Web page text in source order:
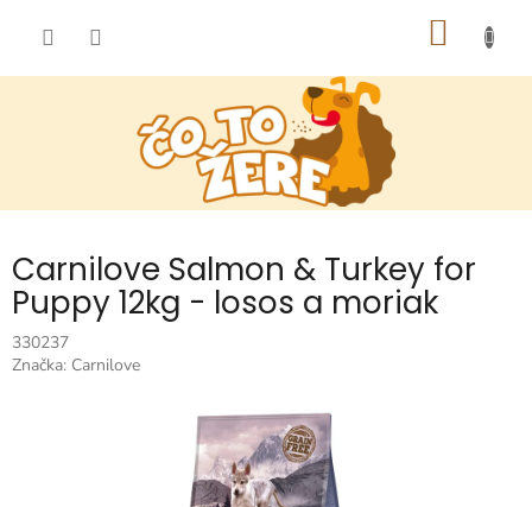
Carnilove Salmon & Turkey for
Puppy 12kg - losos a moriak
330237
Značka: Carnilove